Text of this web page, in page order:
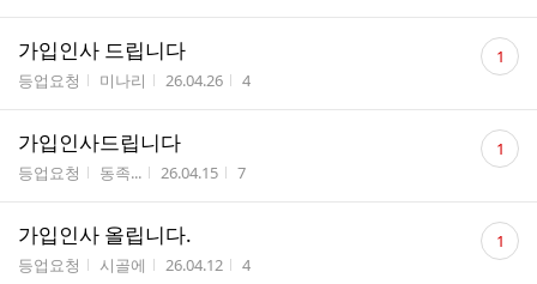
가입인사 드립니다
게시판명
등업요청 작성자
미나리 작성시간
26.04.26 조회수
4
댓
글 1
가입인사드립니다
게시판명
등업요청 작성자
동족... 작성시간
26.04.15 조회수
7
댓
글 1
가입인사 올립니다.
게시판명
등업요청 작성자
시골에 작성시간
26.04.12 조회수
4
댓
글 1